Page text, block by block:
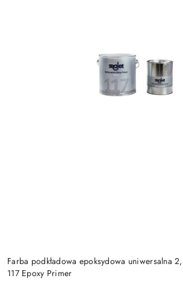
Farba podkładowa epoksydowa uniwersalna
117 Epoxy Primer